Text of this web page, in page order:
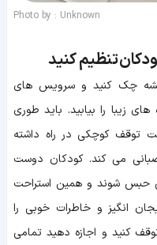
Photo by : Unknown
تنظیم کنید
چک کنید و سرویس های
زیبا را بیابید. باید طوری
توقف کوچکی در راه داشته
می کند. کودکان دوست
حبس شوند و همین استراحت
انگیز و خاطرات خوبی را
کنید و اجازه دهید تمامی